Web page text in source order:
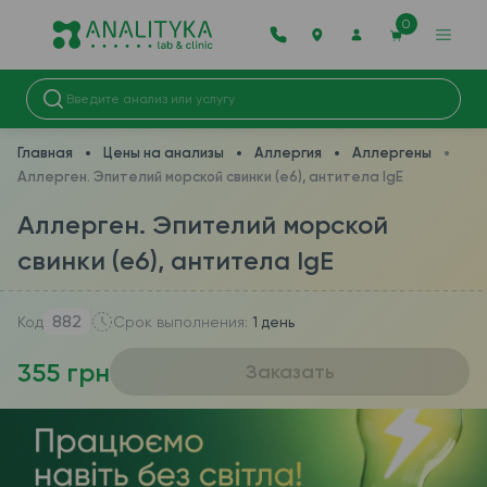
0
Главная Цены на анализы Аллергия
Аллергены
Аллерген. Эпителий морской свинки (e6), антитела IgE
Аллерген. Эпителий морской
свинки (e6), антитела IgE
Код 882 Срок выполнения: 1 день
355 грн Заказать